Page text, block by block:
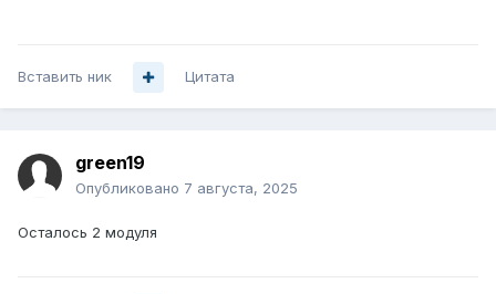
Вставить ник Цитата
green19
Опубликовано 7 августа, 2025
Осталось 2 модуля